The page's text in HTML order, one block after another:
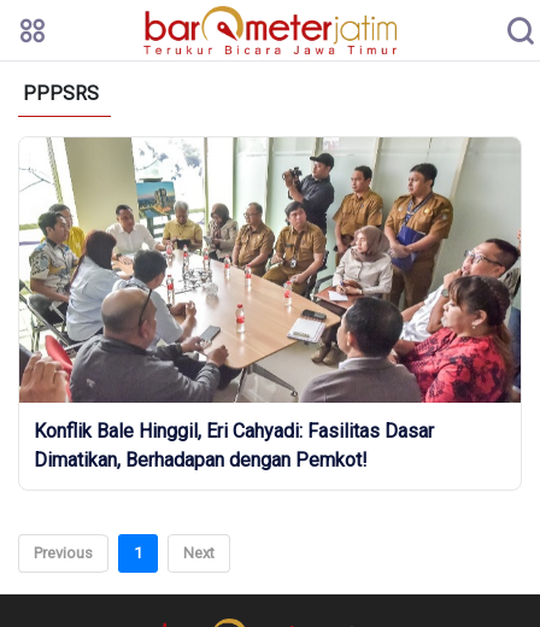
PPPSRS
Konflik Bale Hinggil, Eri Cahyadi: Fasilitas Dasar
Dimatikan, Berhadapan dengan Pemkot!
Previous 1 Next